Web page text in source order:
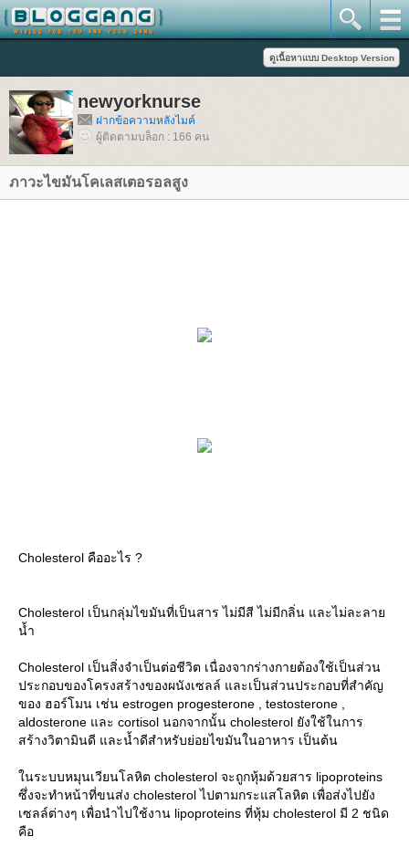
newyorknurse
ฝากข้อความหลังไมค์
ผู้ติดตามบล็อก : 166 คน
ภาวะไขมันโคเลสเตอรอลสูง
Cholesterol คืออะไร ?
Cholesterol เป็นกลุ่มไขมันที่เป็นสาร ไม่มีสี ไม่มีกลิ่น และไม่ละลา
น้ำ
Cholesterol เป็นสิ่งจำเป็นต่อชีวิต เนื่องจากร่างกายต้องใช้เป็นส่วน
ประกอบของโครงสร้างของผนังเซลล์ และเป็นส่วนประกอบที่สำคัญ
ของ ฮอร์โมน เช่น estrogen progesterone , testosterone ,
aldosterone และ cortisol นอกจากนั้น cholesterol ยังใช้ในการ
สร้างวิตามินดี และน้ำดีสำหรับย่อยไขมันในอาหาร เป็นต้น
นระบบหมุนเวียนโลหิต cholesterol จะถูกหุ้มด้วยสาร lipoproteins
ซึ่งจะทำหน้าที่ขนส่ง cholesterol ไปตามกระแสโลหิต เพื่อส่งไปยัง
เซลล์ต่างๆ เพื่อนำไปใช้งาน lipoproteins ที่หุ้ม cholesterol มี 2 ชนิด
คือ